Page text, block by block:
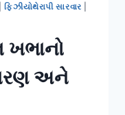
|ફિઝીયોથેરાપી સારવાર
ખભાનો
અને